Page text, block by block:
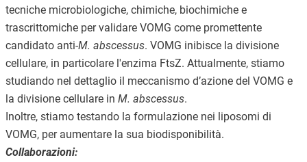
tecniche microbiologiche, chimiche, biochimiche e
trascrittomiche per validare VOMG come promettente
candidato anti-M. abscessus. VOMG inibisce la divisione
cellulare, in particolare l'enzima FtsZ. Attualmente, stiamo
studiando nel dettaglio il meccanismo d’azione del VOMG e
la divisione cellulare in M. abscessus.
Inoltre, stiamo testando la formulazione nei liposomi di
VOMG, per aumentare la sua biodisponibilità.
Collaborazioni: